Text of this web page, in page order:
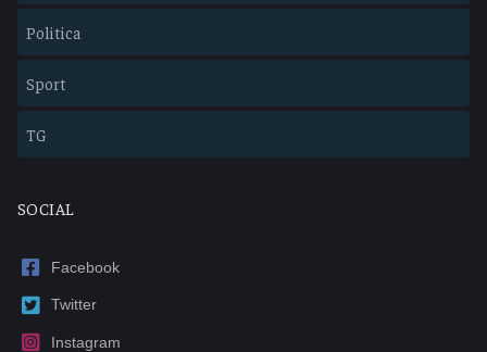
Politica
Sport
TG
SOCIAL
Facebook
Twitter
Instagram